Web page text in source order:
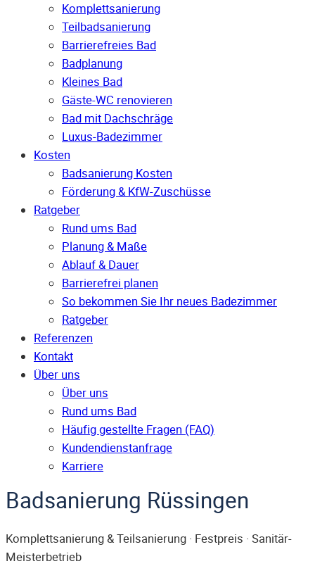
Komplettsanierung
Teilbadsanierung
Barrierefreies Bad
Badplanung
Kleines Bad
Gäste-WC renovieren
Bad mit Dachschräge
Luxus-Badezimmer
Kosten
Badsanierung Kosten
Förderung & KfW-Zuschüsse
Ratgeber
Rund ums Bad
Planung & Maße
Ablauf & Dauer
Barrierefrei planen
So bekommen Sie Ihr neues Badezimmer
Ratgeber
Referenzen
Kontakt
Über uns
Über uns
Rund ums Bad
Häufig gestellte Fragen (FAQ)
Kunden­dienst­anfrage
Karriere
Badsanierung Rüssingen
Komplettsanierung & Teilsanierung · Festpreis · Sanitär-
Meisterbetrieb